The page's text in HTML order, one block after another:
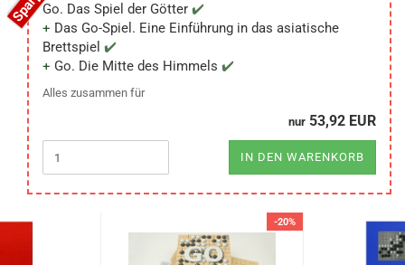
Go. Das Spiel der Götter
Das Go-Spiel. Eine Einführung in das asiatische
Brettspiel
Go. Die Mitte des Himmels
Alles zusammen für
nur 53,92 EUR
IN DEN WARENKORB
-20%